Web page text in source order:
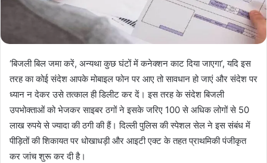
‘बिजली बिल जमा करें, अन्यथा कुछ घंटों में कनेक्शन काट दिया जाएगा’, यदि इस
तरह का कोई संदेश आपके मोबाइल फोन पर आए तो सावधान हो जाएं और संदेश पर
ध्यान न देकर उसे तत्काल ही डिलीट कर दें। इस तरह के संदेश बिजली
उपभोक्ताओं को भेजकर साइबर ठगों ने इसके जरिए 100 से अधिक लोगों से 50
लाख रुपये से ज्यादा की ठगी की हैं। दिल्ली पुलिस की स्पेशल सेल ने इस संबंध में
पीड़ितों की शिकायत पर धोखाधड़ी और आइटी एक्ट के तहत प्राथमिकी पंजीकृत
कर जांच शुरू कर दी है।